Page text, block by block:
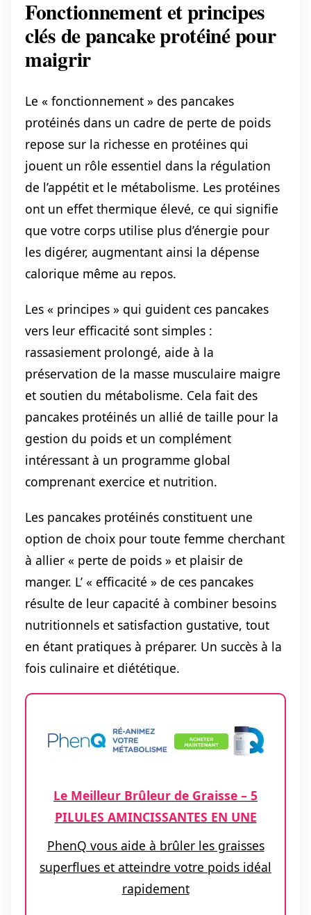
Fonctionnement et principes
clés de pancake protéiné pour
maigrir
Le « fonctionnement » des pancakes
protéinés dans un cadre de perte de poids
repose sur la richesse en protéines qui
jouent un rôle essentiel dans la régulation
de l’appétit et le métabolisme. Les protéines
ont un effet thermique élevé, ce qui signifie
que votre corps utilise plus d’énergie pour
les digérer, augmentant ainsi la dépense
calorique même au repos.
Les « principes » qui guident ces pancakes
vers leur efficacité sont simples :
rassasiement prolongé, aide à la
préservation de la masse musculaire maigre
et soutien du métabolisme. Cela fait des
pancakes protéinés un allié de taille pour la
gestion du poids et un complément
intéressant à un programme global
comprenant exercice et nutrition.
Les pancakes protéinés constituent une
option de choix pour toute femme cherchant
à allier « perte de poids » et plaisir de
manger. L’ « efficacité » de ces pancakes
résulte de leur capacité à combiner besoins
nutritionnels et satisfaction gustative, tout
en étant pratiques à préparer. Un succès à la
fois culinaire et diététique.
Le Meilleur Brûleur de Graisse – 5
PILULES AMINCISSANTES EN UNE
PhenQ vous aide à brûler les graisses
superflues et atteindre votre poids idéal
rapidement